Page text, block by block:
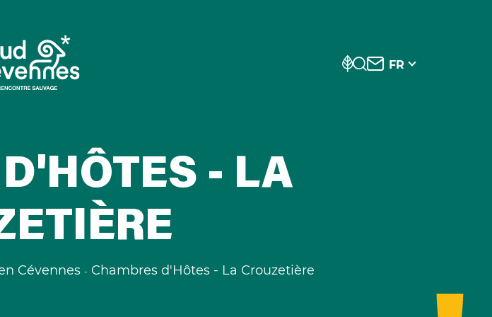
FR
- LA
Cévennes Chambres d'Hôtes - La Crouzetière